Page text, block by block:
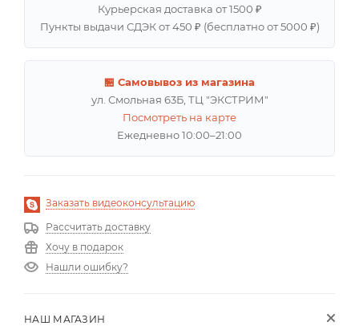
Курьерская доставка от 1500 ₽
Пункты выдачи СДЭК от 450 ₽ (бесплатно от 5000 ₽)
🏪 Самовывоз из магазина
ул. Смольная 63Б, ТЦ "ЭКСТРИМ"
Посмотреть на карте
Ежедневно 10:00–21:00
Заказать видеоконсультацию
Рассчитать доставку
Хочу в подарок
Нашли ошибку?
НАШ МАГАЗИН